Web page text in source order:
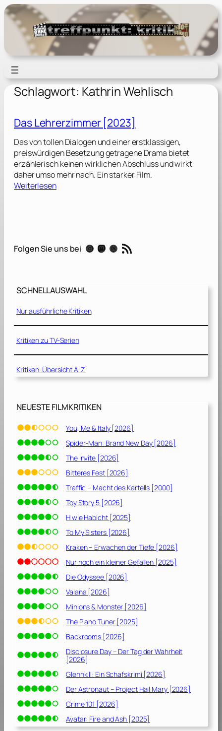
Zum
Inhalt
springen
Schlagwort: Kathrin Wehlisch
Das Lehrerzimmer [2023]
Das von tollen Dialogen und einer erstklassigen,
preiswürdigen Besetzung getragene Drama bietet
erzählerisch keinen wirklichen Abschluss und wirkt
daher umso mehr nach. Ein starker Film.
Weiterlesen:
h
z
m
m
e
2
0
3
Folgen Sie uns bei Instagram Mastodon Threads RSS-Feed
SCHNELLAUSWAHL
Nur ausführliche Kritiken
Kritiken zu TV-Serien
Kritiken-Übersicht A-Z
NEUESTE FILMKRITIKEN
You, Me & Italy [2026]
Spider-Man: Brand New Day [2026]
The Invite [2026]
Bitteres Fest [2026]
Traffic – Macht des Kartells [2000]
Toy Story 5 [2026]
H wie Habicht [2025]
To My Sisters [2026]
Kraken – Erwachen der Tiefe [2026]
Nur noch ein kleiner Gefallen [2025]
Die Odyssee [2026]
Vaiana [2026]
Minions & Monster [2026]
The Piano Tuner [2025]
Backrooms [2026]
Disclosure Day – Der Tag der Wahrheit
[2026]
Glennkill: Ein Schafskrimi [2026]
Der Astronaut – Project Hail Mary [2026]
Crime 101 [2026]
Avatar: Fire and Ash [2025]